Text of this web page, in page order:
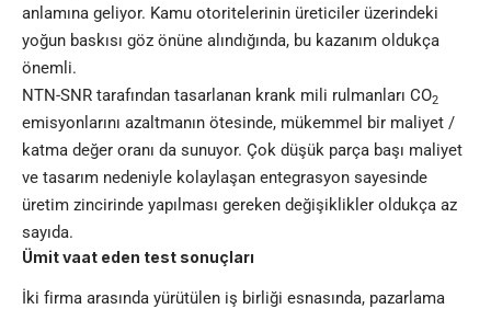
anlamına geliyor. Kamu otoritelerinin üreticiler üzerindeki
yoğun baskısı göz önüne alındığında, bu kazanım oldukça
önemli.
NTN-SNR tarafından tasarlanan krank mili rulmanları CO2
emisyonlarını azaltmanın ötesinde, mükemmel bir maliyet /
katma değer oranı da sunuyor. Çok düşük parça başı maliyet
ve tasarım nedeniyle kolaylaşan entegrasyon sayesinde
üretim zincirinde yapılması gereken değişiklikler oldukça az
sayıda.
Ümit vaat eden test sonuçları
İki firma arasında yürütülen iş birliği esnasında, pazarlama